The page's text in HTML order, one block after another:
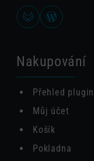
Nakupování
Přehled
Můj účet
Košík
Pokladna